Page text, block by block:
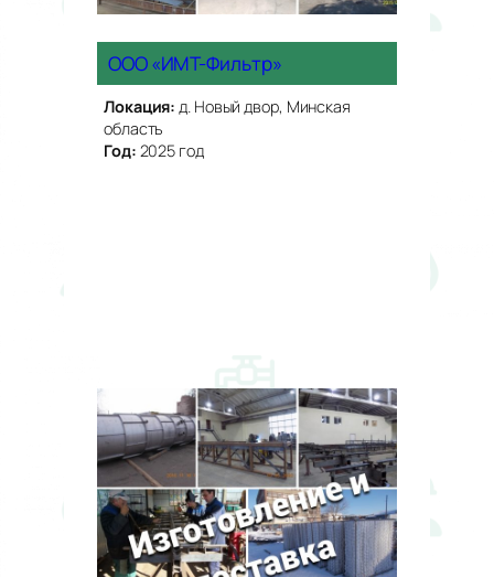
ООО «ИМТ-Фильтр»
Локация: д. Новый двор, Минская
область
Год: 2025 год